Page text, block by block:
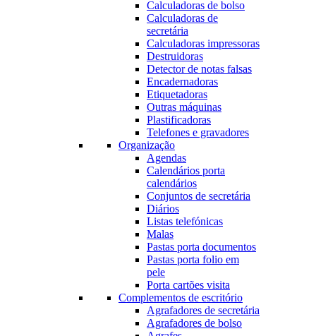
Calculadoras de bolso
Calculadoras de
secretária
Calculadoras impressoras
Destruidoras
Detector de notas falsas
Encadernadoras
Etiquetadoras
Outras máquinas
Plastificadoras
Telefones e gravadores
Organização
Agendas
Calendários porta
calendários
Conjuntos de secretária
Diários
Listas telefónicas
Malas
Pastas porta documentos
Pastas porta folio em
pele
Porta cartões visita
Complementos de escritório
Agrafadores de secretária
Agrafadores de bolso